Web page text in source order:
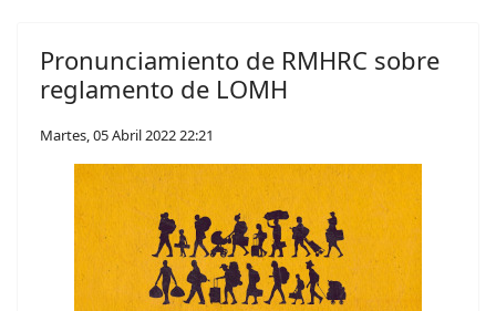
Pronunciamiento de RMHRC sobre
reglamento de LOMH
Martes, 05 Abril 2022 22:21